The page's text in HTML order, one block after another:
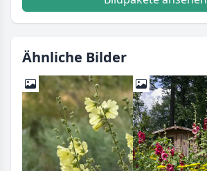
Ähnliche Bilder